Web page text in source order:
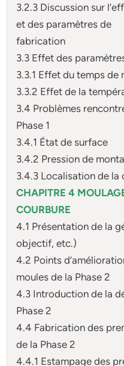
3.2.3 Discussion sur
et des paramètres de
fabrication
3.3 Effet des
3.3.1 Effet du temps de
3.3.2 Effet de la
3.4 Problèmes
Phase 1
3.4.1 État de surface
3.4.2 Pression de
3.4.3 Localisation de la
CHAPITRE 4
COURBURE
4.1 Présentation de la
objectif, etc.)
4.2 Points
moules de la Phase 2
4.3 Introduction de la
Phase 2
4.4 Fabrication des
de la Phase 2
4.4.1 Estampage des